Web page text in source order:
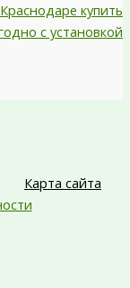
купить
с установкой
Карта сайта